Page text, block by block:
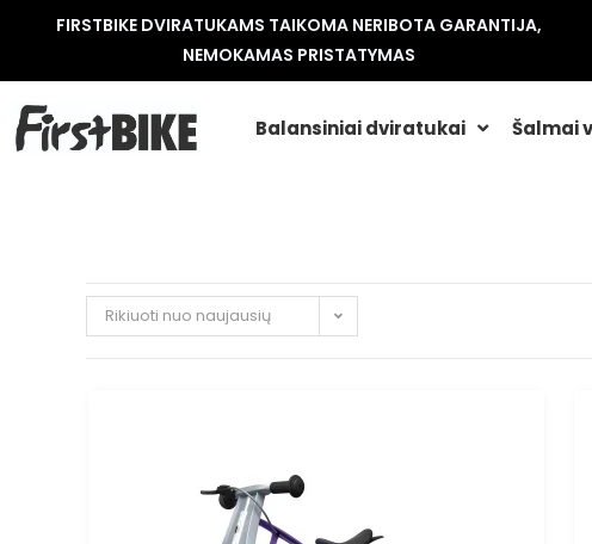
FIRSTBIKE DVIRATUKAMS TAIKOMA NERIBOTA GARANTIJA,
NEMOKAMAS PRISTATYMAS
Balansiniai dviratukai Šalmai
Rikiuoti nuo naujausių